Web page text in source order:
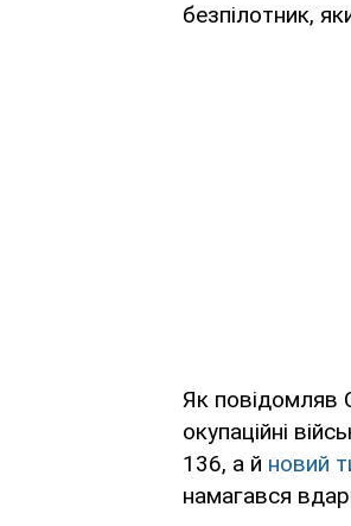
безпілотник,
Як повідомляв
окупаційні
136, а й новий
намагався